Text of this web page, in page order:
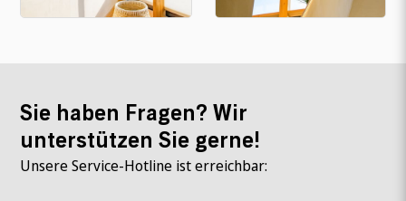
Sie haben Fragen? Wir
unterstützen Sie gerne!
Unsere Service-Hotline ist erreichbar: